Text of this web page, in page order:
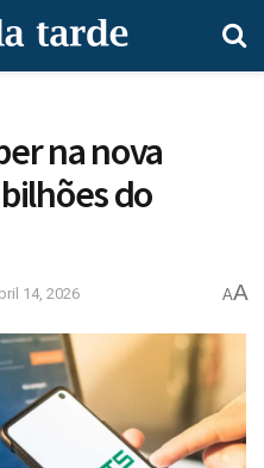
na nova
do
14, 2026 AA